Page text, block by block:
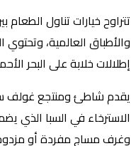
تتراوح خيارات تناول
والأطباق العالمية،
إطلالات خلابة على البحر
يقدم شاطئ ومنتجع غولف
الاسترخاء في السبا الذي
وغرف مساج مفردة أو